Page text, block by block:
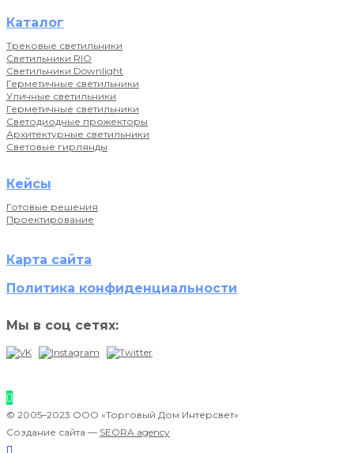
Каталог
Трековые светильники
Светильники RIO
Светильники Downlight
Герметичные светильники
Уличные светильники
Герметичные светильники
Светодиодные прожекторы
Архитектурные светильники
Световые гирлянды
Кейсы
Готовые решения
Проектирование
Карта сайта
Политика конфиденциальности
Мы в соц сетях:
© 2005–2023 ООО «Торговый Дом Интерсвет»
Создание сайта — SEORA.agency